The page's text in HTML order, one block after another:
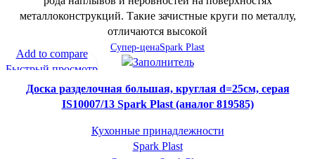
металлоконструкций. Такие зачистные круги по металлу,
отличаются высокой
Супер-ценаSpark Plast
Add to compare
Быстрый просмотр
В желаемое
Доска разделочная большая, круглая d=25см, серая
IS10007/13 Spark Plast (аналог 819585)
Кухонные принадлежности
Spark Plast